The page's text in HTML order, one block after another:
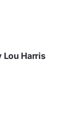
Lou Harris